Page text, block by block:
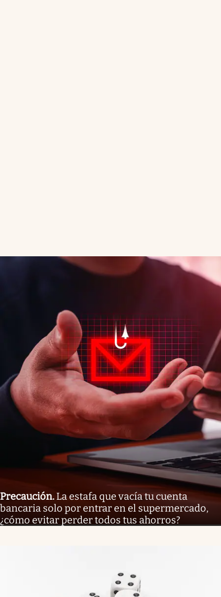
Precaución. La estafa que vacía tu cuenta
bancaria solo por entrar en el supermercado,
¿cómo evitar perder todos tus ahorros?